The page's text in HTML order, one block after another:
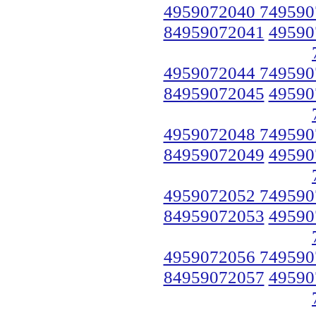
4959072040
84959072041
4959072044
84959072045
4959072048
84959072049
4959072052
84959072053
4959072056
84959072057